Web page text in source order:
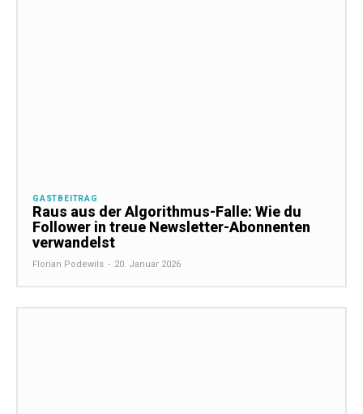
GASTBEITRAG
Raus aus der Algorithmus-Falle: Wie du
Follower in treue Newsletter-Abonnenten
verwandelst
Florian Podewils - 20. Januar 2026